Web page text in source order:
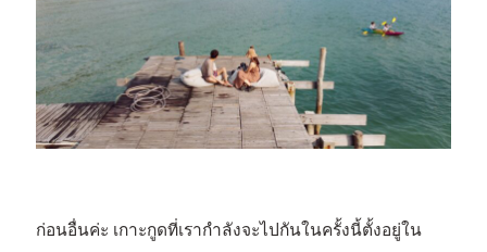
ก่อนอื่นค่ะ เกาะกูดที่เรากำลังจะไปกันในครั้งนี้ตั้งอยู่ใน